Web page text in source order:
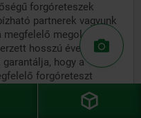
forgóreteszek
partnerek vagyunk
megoldás
hosszú éves
hogy a
forgóreteszt
és egyéni
kínálunk az Ön